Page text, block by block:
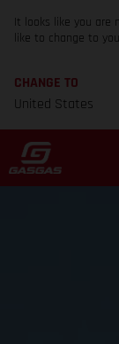
It looks like you are
like to change to
CHANGE TO
United States